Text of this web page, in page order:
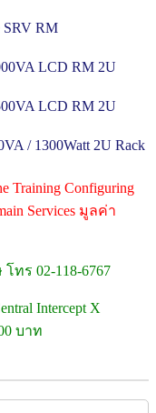
SRV RM
LCD RM 2U
LCD RM 2U
/ 1300Watt 2U Rack
Training Configuring
Services มูลค่า
ทร 02-118-6767
Intercept X
บาท